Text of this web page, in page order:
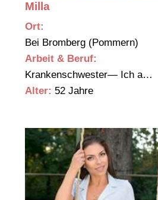
Milla
Ort:
Bei Bromberg (Pommern)
Arbeit & Beruf:
Krankenschwester— Ich a…
Alter: 52 Jahre